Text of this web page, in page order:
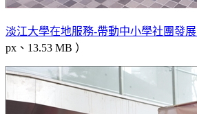
淡江大學在地服務-帶動中小學社團發展
px、13.53 MB ）